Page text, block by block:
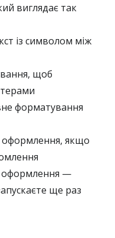
виглядає так
із символом між
щоб
форматування
якщо
оформлення —
ще раз